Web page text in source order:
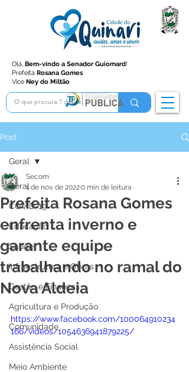
Olá, Bem-vindo a Senador Guiomard!
Prefeita Rosana Gomes
Vice Ney do Miltão
Post
Geral
COVID-19
Educação
Saúde
Infraestrutura e Obras
Gestão e Finanças
Agricultura e Produção
Comunidade
Assistência Social
Meio Ambiente
Geral
Prefeita Rosana Gomes
enfrenta inverno e
garante equipe
trabalhando no ramal do
Nova Aldeia
Secom
1 de nov. de 20220 min de leitura
https://www.facebook.com/100064910234
166/videos/1054636941879225/